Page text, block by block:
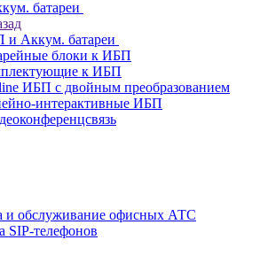
батареи
и Аккум. батареи
блоки к ИБП
к ИБП
ИБП с двойным преобразованием
интерактивные ИБП
и обслуживание офисных АТС
SIP-телефонов